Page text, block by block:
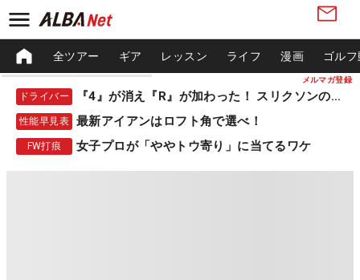
メルマガ登録
全ツアー ギア レッスン ライフ 漫画 ゴル
ドライバー 『4』が消え『R』が加わった！ スリクソンの新作
性能早見表 最新アイアンはロフト角で選べ！
FW打痕 女子プロが「ややトウ寄り」に当てるワケ